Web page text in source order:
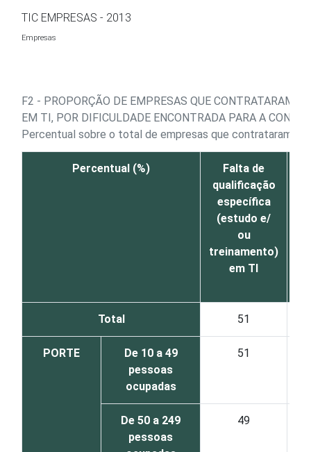
TIC EMPRESAS - 2013
Empresas
F2 - PROPORÇÃO DE EMPRESAS QUE CONTRATARAM
EM TI, POR DIFICULDADE ENCONTRADA PARA A
Percentual sobre o total de empresas que contrataram
Percentual (%)
Falta de
qualificação
específica
(estudo e/
ou
treinamento)
em TI
Total 51
PORTE
De 10 a 49
pessoas
ocupadas
51
De 50 a 249
pessoas
49